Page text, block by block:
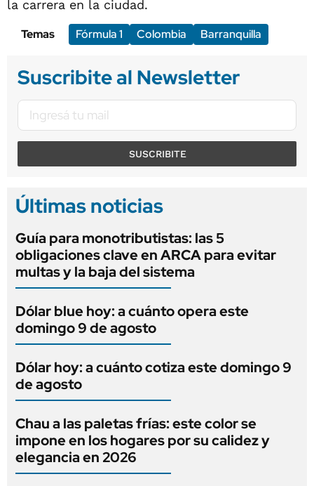
la carrera en la ciudad.
Temas
Fórmula 1 Colombia Barranquilla
Suscribite al Newsletter
SUSCRIBITE
Últimas noticias
Guía para monotributistas: las 5
obligaciones clave en ARCA para evitar
multas y la baja del sistema
Dólar blue hoy: a cuánto opera este
domingo 9 de agosto
Dólar hoy: a cuánto cotiza este domingo 9
de agosto
Chau a las paletas frías: este color se
impone en los hogares por su calidez y
elegancia en 2026